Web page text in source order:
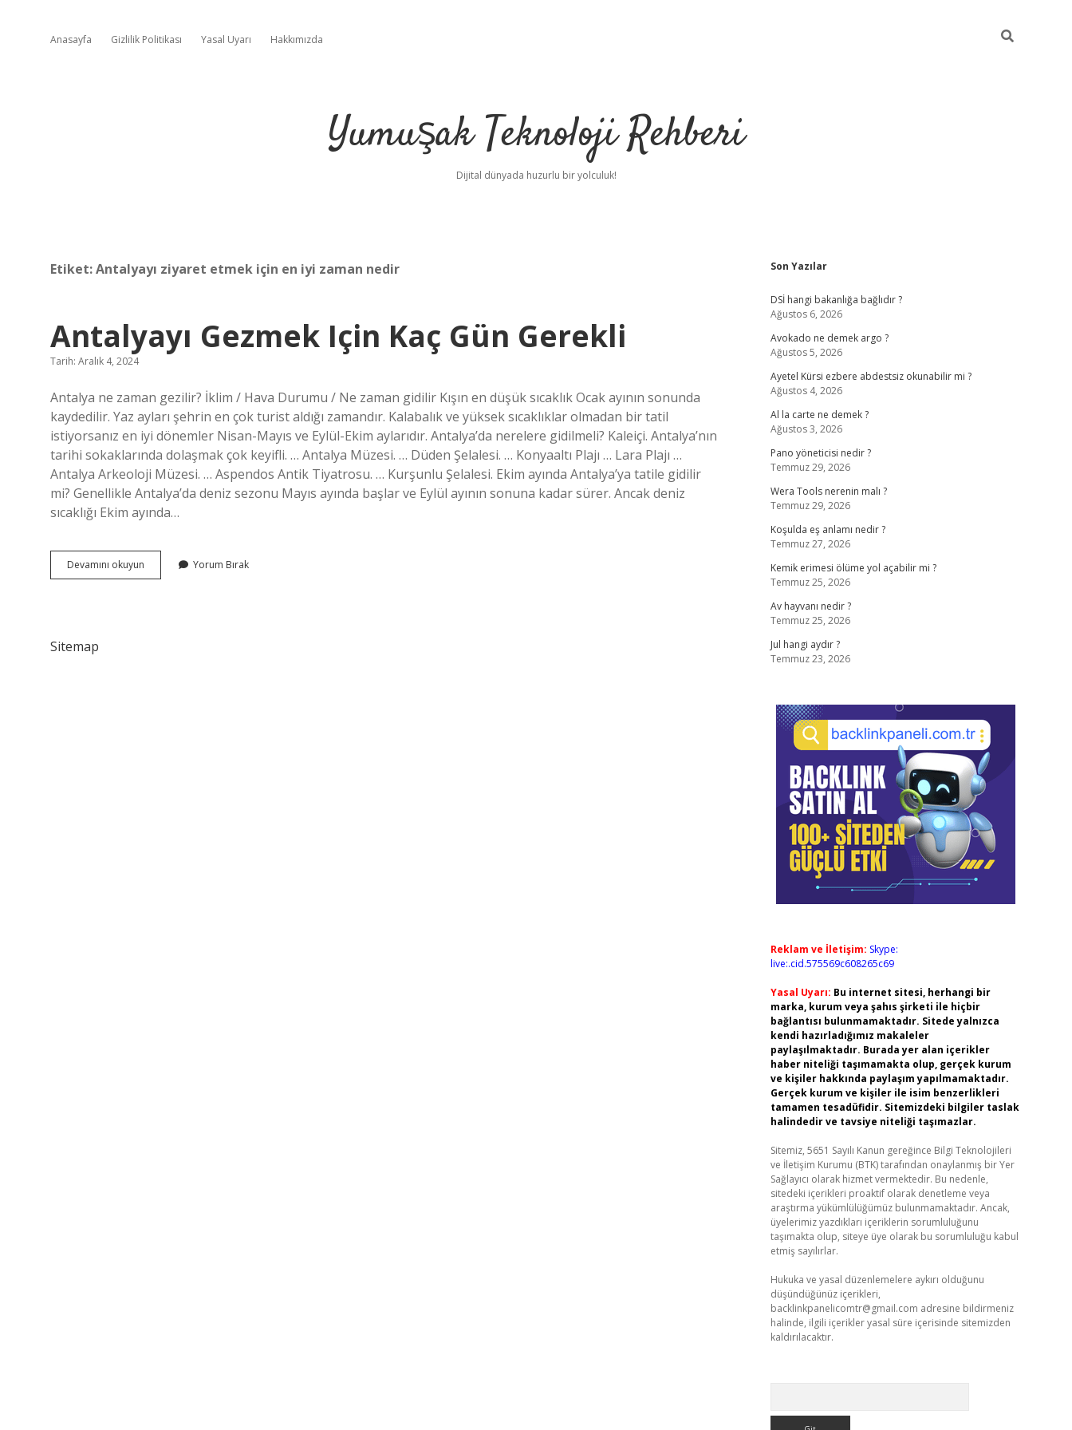
Anasayfa Gizlilik Politikası Yasal Uyarı Hakkımızda
Yumuşak Teknoloji Rehberi
Dijital dünyada huzurlu bir yolculuk!
Etiket:Antalyayı ziyaret etmek için en iyi zaman nedir
Antalyayı Gezmek Için Kaç Gün Gerekli
Tarih: Aralık 4, 2024
Antalya ne zaman gezilir? İklim / Hava Durumu / Ne zaman gidilir Kışın en düşük sıcaklık Ocak ayının sonunda
kaydedilir. Yaz ayları şehrin en çok turist aldığı zamandır. Kalabalık ve yüksek sıcaklıklar olmadan bir tatil
istiyorsanız en iyi dönemler Nisan-Mayıs ve Eylül-Ekim aylarıdır. Antalya’da nerelere gidilmeli? Kaleiçi. Antalya’nın
tarihi sokaklarında dolaşmak çok keyifli. … Antalya Müzesi. … Düden Şelalesi. … Konyaaltı Plajı … Lara Plajı …
Antalya Arkeoloji Müzesi. … Aspendos Antik Tiyatrosu. … Kurşunlu Şelalesi. Ekim ayında Antalya’ya tatile gidilir
mi? Genellikle Antalya’da deniz sezonu Mayıs ayında başlar ve Eylül ayının sonuna kadar sürer. Ancak deniz
sıcaklığı Ekim ayında…
Devamını okuyun Antalyayı
Gezmek
Yorum Bırak
Sitemap
Sidebar
Son Yazılar
DSİ hangi bakanlığa bağlıdır ?
Ağustos 6, 2026
Avokado ne demek argo ?
Ağustos 5, 2026
Ayetel Kürsi ezbere abdestsiz okunabilir mi ?
Ağustos 4, 2026
Al la carte ne demek ?
Ağustos 3, 2026
Pano yöneticisi nedir ?
Temmuz 29, 2026
Wera Tools nerenin malı ?
Temmuz 29, 2026
Koşulda eş anlamı nedir ?
Temmuz 27, 2026
Kemik erimesi ölüme yol açabilir mi ?
Temmuz 25, 2026
Av hayvanı nedir ?
Temmuz 25, 2026
Jul hangi aydır ?
Temmuz 23, 2026
Reklam ve İletişim: Skype:
live:.cid.575569c608265c69
Yasal Uyarı: Bu internet sitesi, herhangi bir
marka, kurum veya şahıs şirketi ile hiçbir
bağlantısı bulunmamaktadır. Sitede yalnızca
kendi hazırladığımız makaleler
paylaşılmaktadır. Burada yer alan içerikler
haber niteliği taşımamakta olup, gerçek kurum
ve kişiler hakkında paylaşım yapılmamaktadır.
Gerçek kurum ve kişiler ile isim benzerlikleri
tamamen tesadüfidir. Sitemizdeki bilgiler taslak
halindedir ve tavsiye niteliği taşımazlar.
Sitemiz, 5651 Sayılı Kanun gereğince Bilgi Teknolojileri
ve İletişim Kurumu (BTK) tarafından onaylanmış bir Yer
Sağlayıcı olarak hizmet vermektedir. Bu nedenle,
sitedeki içerikleri proaktif olarak denetleme veya
araştırma yükümlülüğümüz bulunmamaktadır. Ancak,
üyelerimiz yazdıkları içeriklerin sorumluluğunu
taşımakta olup, siteye üye olarak bu sorumluluğu kabul
etmiş sayılırlar.
Hukuka ve yasal düzenlemelere aykırı olduğunu
düşündüğünüz içerikleri,
backlinkpanelicomtr@gmail.com adresine bildirmeniz
halinde, ilgili içerikler yasal süre içerisinde sitemizden
kaldırılacaktır.